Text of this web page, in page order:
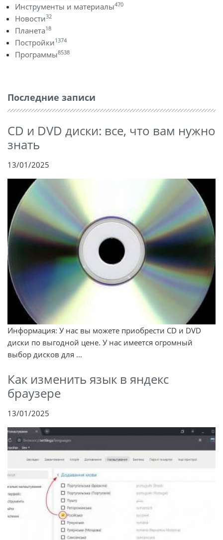
Инструменты и материалы470
Новости32
Планета18
Постройки1374
Программы8538
Последние записи
CD и DVD диски: все, что вам нужно
знать
13/01/2025
Информация: У нас вы можете приобрести CD и DVD
диски по выгодной цене. У нас имеется огромный
выбор дисков для ...
Как изменить язык в яндекс
браузере
13/01/2025